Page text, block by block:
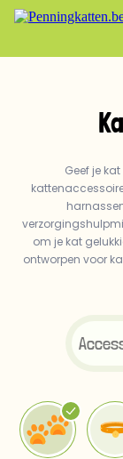
Geef je
om je kat
ontworpen voor